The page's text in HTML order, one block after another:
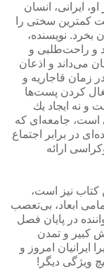
ایرانی، انسان
سختی را
نویسنده،
و راحت‌طلبی و
می‌داند و اذعان
زمان قاجاریه و
كردن پست‌ها
و نه ایجاد یك
است، جامعه‌ای كه
در برابر اجتماع
ارائه
كتاب نیز است،
ابعاد، بی‌تعصب
در پایان فصل
كبیر و تمدن
ایرانیان امروز و
ویژگی دیگر!